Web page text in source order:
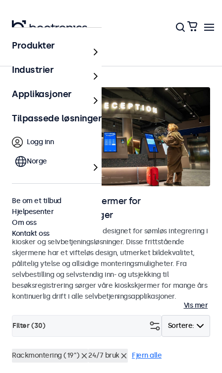
Hjem
Skjermer og touchskjermer for
selvbetjeningsløsninger
Skjermer og touchskjermer designet for sømløs integrering i
kiosker og selvbetjeningsløsninger. Disse frittstående
skjermene har et vifteløs design, utmerket bildekvalitet,
pålitelig ytelse og allsidige monteringsmuligheter. Fra
selvbestilling og selvstendig inn- og utsjekking til
besøksregistrering sørger våre kioskskjermer for mange års
kontinuerlig drift i alle selvbetjeningsapplikasjoner.
Vis mer
Sortere:
Filter (30)
Rackmontering (19") 24/7 bruk Fjern alle
Produkter
Industrier
Applikasjoner
Tilpassede løsninger
Logg inn
Norge
Be om et tilbud
Hjelpesenter
Om oss
Kontakt oss